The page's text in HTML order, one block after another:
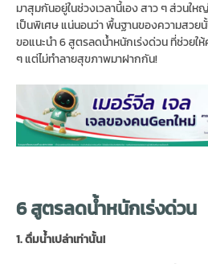
มาสุมกันอยู่ในช่วงเวลานี้เอง สาว ๆ ส่วน
เป็นพิเศษ แน่นอนว่า พื้นฐานของความสวย
ขอแนะนำ 6 สูตรลดน้ำหนักเร่งด่วน ที่ช่วย
ๆ แต่ไม่ทำลายสุขภาพมาฝากกัน!
6 สูตรลดน้ำหนักเร่งด่วน
1. ดื่มน้ำเปล่าเท่านั้น!